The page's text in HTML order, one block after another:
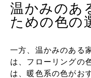
温かみのあ
ための色の
一方、温かみのある
は、フローリングの
は、暖色系の色がお